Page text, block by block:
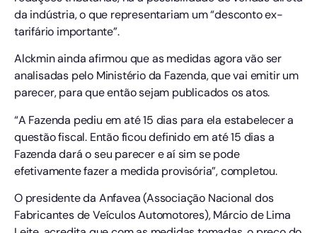
da indústria, o que representariam um “desconto ex-
tarifário importante”.
Alckmin ainda afirmou que as medidas agora vão ser
analisadas pelo Ministério da Fazenda, que vai emitir um
parecer, para que então sejam publicados os atos.
“A Fazenda pediu em até 15 dias para ela estabelecer a
questão fiscal. Então ficou definido em até 15 dias a
Fazenda dará o seu parecer e aí sim se pode
efetivamente fazer a medida provisória”, completou.
O presidente da Anfavea (Associação Nacional dos
Fabricantes de Veículos Automotores), Márcio de Lima